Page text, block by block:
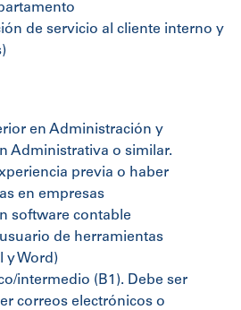
de servicio al cliente interno y
en Administración y
Administrativa o similar.
previa o haber
en empresas
software contable
de herramientas
y Word)
intermedio (B1). Debe ser
correos electrónicos o